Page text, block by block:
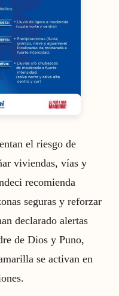
el riesgo de
viviendas, vías y
recomienda
seguras y reforzar
declarado alertas
de Dios y Puno,
se activan en